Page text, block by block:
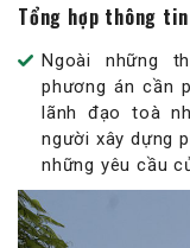
Tổng hợp thông
Ngoài những
phương án cần
lãnh đạo toà
người xây dựng
những yêu cầu